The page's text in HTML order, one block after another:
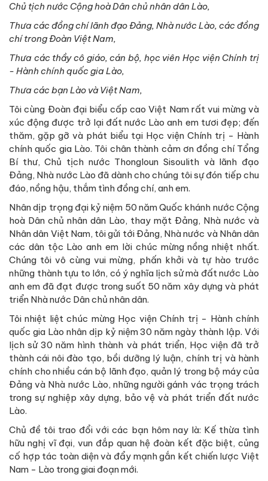
Chủ tịch nước Cộng hoà Dân chủ nhân dân Lào,
Thưa các đồng chí lãnh đạo Đảng, Nhà nước Lào, các đồng
chí trong Đoàn Việt Nam,
Thưa các thầy cô giáo, cán bộ, học viên Học viện Chính trị
- Hành chính quốc gia Lào,
Thưa các bạn Lào và Việt Nam,
Tôi cùng Đoàn đại biểu cấp cao Việt Nam rất vui mừng và
xúc động được trở lại đất nước Lào anh em tươi đẹp; đến
thăm, gặp gỡ và phát biểu tại Học viện Chính trị - Hành
chính quốc gia Lào. Tôi chân thành cảm ơn đồng chí Tổng
Bí thư, Chủ tịch nước Thongloun Sisoulith và lãnh đạo
Đảng, Nhà nước Lào đã dành cho chúng tôi sự đón tiếp chu
đáo, nồng hậu, thắm tình đồng chí, anh em.
Nhân dịp trọng đại kỷ niệm 50 năm Quốc khánh nước Cộng
hoà Dân chủ nhân dân Lào, thay mặt Đảng, Nhà nước và
Nhân dân Việt Nam, tôi gửi tới Đảng, Nhà nước và Nhân dân
các dân tộc Lào anh em lời chúc mừng nồng nhiệt nhất.
Chúng tôi vô cùng vui mừng, phấn khởi và tự hào trước
những thành tựu to lớn, có ý nghĩa lịch sử mà đất nước Lào
anh em đã đạt được trong suốt 50 năm xây dựng và phát
triển Nhà nước Dân chủ nhân dân.
Tôi nhiệt liệt chúc mừng Học viện Chính trị - Hành chính
quốc gia Lào nhân dịp kỷ niệm 30 năm ngày thành lập. Với
lịch sử 30 năm hình thành và phát triển, Học viện đã trở
thành cái nôi đào tạo, bồi dưỡng lý luận, chính trị và hành
chính cho nhiều cán bộ lãnh đạo, quản lý trong bộ máy của
Đảng và Nhà nước Lào, những người gánh vác trọng trách
trong sự nghiệp xây dựng, bảo vệ và phát triển đất nước
Lào.
Chủ đề tôi trao đổi với các bạn hôm nay là: Kế thừa tình
hữu nghị vĩ đại, vun đắp quan hệ đoàn kết đặc biệt, củng
cố hợp tác toàn diện và đẩy mạnh gắn kết chiến lược Việt
Nam - Lào trong giai đoạn mới.